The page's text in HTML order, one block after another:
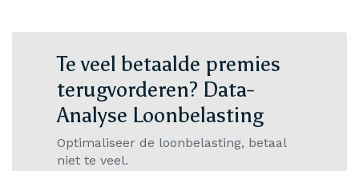
Te veel betaalde premies
terugvorderen? Data-
Analyse Loonbelasting
Optimaliseer de loonbelasting, betaal
niet te veel.